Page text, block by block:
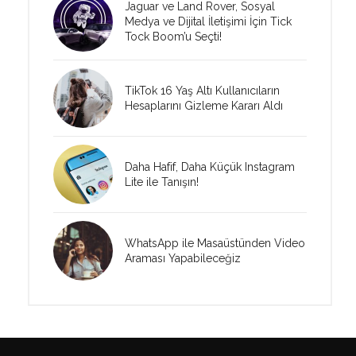
Jaguar ve Land Rover, Sosyal
Medya ve Dijital İletişimi İçin Tick
Tock Boom’u Seçti!
TikTok 16 Yaş Altı Kullanıcıların
Hesaplarını Gizleme Kararı Aldı
Daha Hafif, Daha Küçük Instagram
Lite ile Tanışın!
WhatsApp ile Masaüstünden Video
Araması Yapabileceğiz